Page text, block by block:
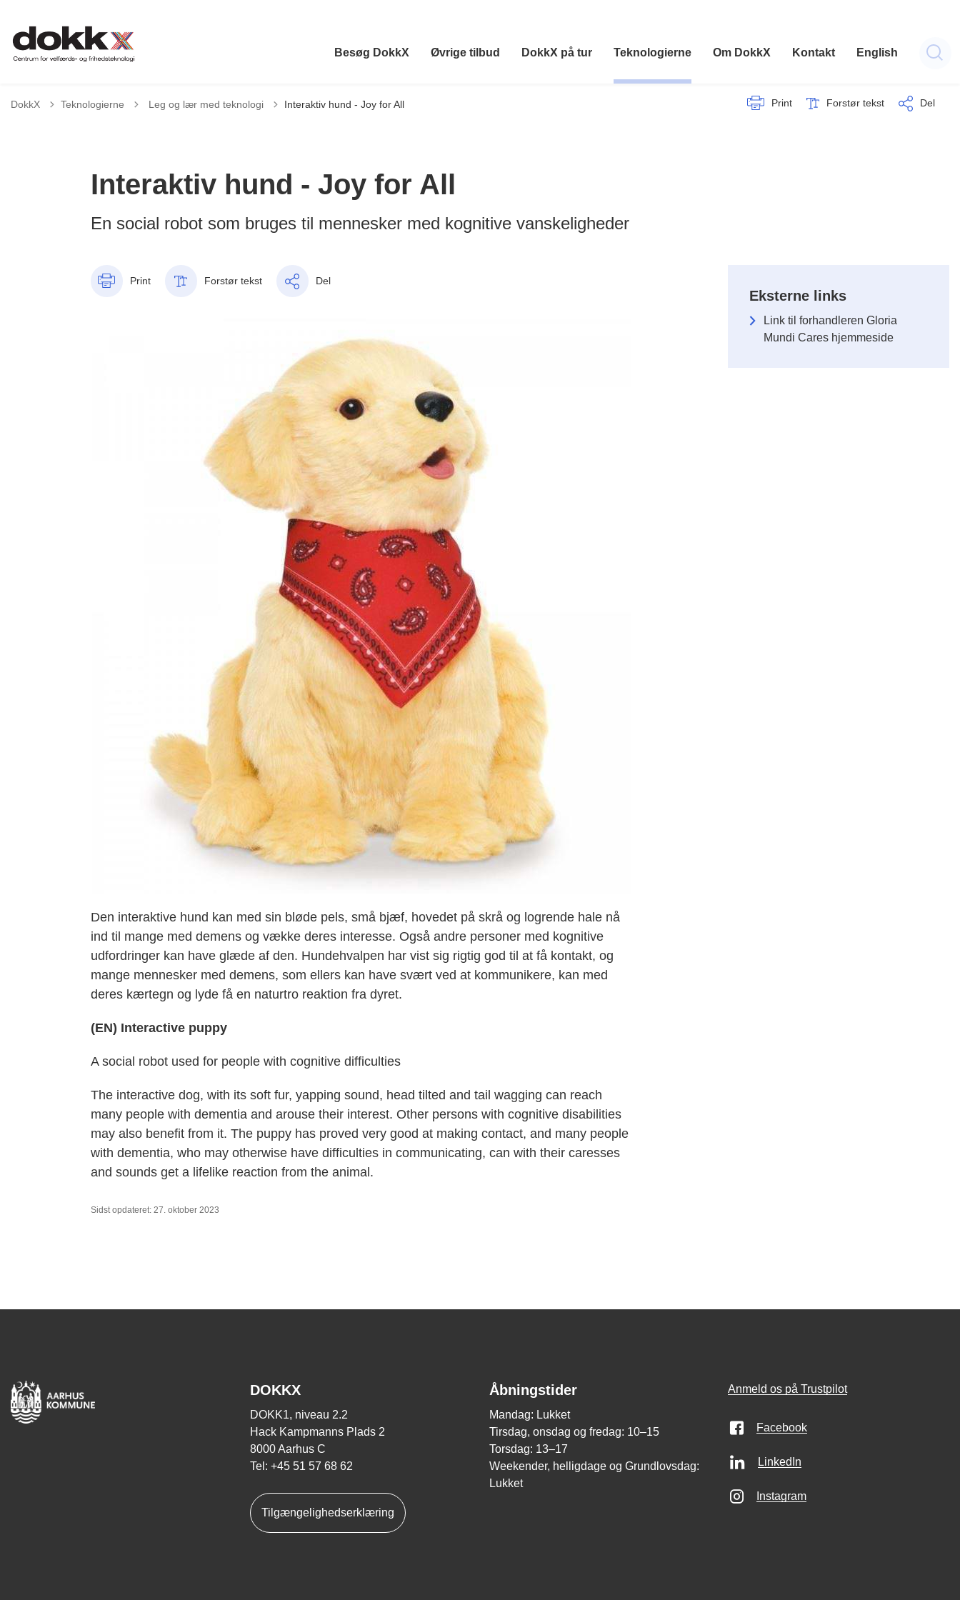
Besøg DokkX Øvrige tilbud DokkX på tur Teknologierne Om DokkX Kontakt English
DokkX Teknologierne Tilbage til
Leg og lær med teknologi Interaktiv hund - Joy for All Print Forstør tekst Del
Interaktiv hund - Joy for All
En social robot som bruges til mennesker med kognitive vanskeligheder
Print Forstør tekst Del
Den interaktive hund kan med sin bløde pels, små bjæf, hovedet på skrå og logrende hale nå
ind til mange med demens og vække deres interesse. Også andre personer med kognitive
udfordringer kan have glæde af den. Hundehvalpen har vist sig rigtig god til at få kontakt, og
mange mennesker med demens, som ellers kan have svært ved at kommunikere, kan med
deres kærtegn og lyde få en naturtro reaktion fra dyret.
(EN) Interactive puppy
A social robot used for people with cognitive difficulties
The interactive dog, with its soft fur, yapping sound, head tilted and tail wagging can reach
many people with dementia and arouse their interest. Other persons with cognitive disabilities
may also benefit from it. The puppy has proved very good at making contact, and many people
with dementia, who may otherwise have difficulties in communicating, can with their caresses
and sounds get a lifelike reaction from the animal.
Eksterne links
Link til forhandleren Gloria
Mundi Cares hjemmeside
Sidst opdateret: 27. oktober 2023
DOKKX
DOKK1, niveau 2.2
Hack Kampmanns Plads 2
8000 Aarhus C
Tel: +45 51 57 68 62
Tilgængelighedserklæring
Åbningstider
Mandag: Lukket
Tirsdag, onsdag og fredag: 10–15
Torsdag: 13–17
Weekender, helligdage og Grundlovsdag:
Lukket
Anmeld os på Trustpilot
Facebook
LinkedIn
Instagram